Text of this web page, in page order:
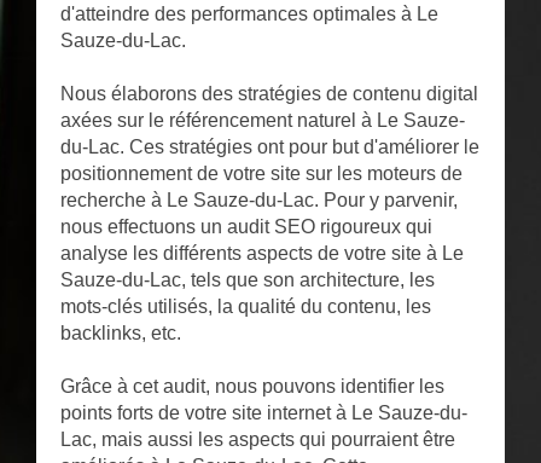
d'atteindre des performances optimales à Le
Sauze-du-Lac.
Nous élaborons des stratégies de contenu digital
axées sur le référencement naturel à Le Sauze-
du-Lac. Ces stratégies ont pour but d'améliorer le
positionnement de votre site sur les moteurs de
recherche à Le Sauze-du-Lac. Pour y parvenir,
nous effectuons un audit SEO rigoureux qui
analyse les différents aspects de votre site à Le
Sauze-du-Lac, tels que son architecture, les
mots-clés utilisés, la qualité du contenu, les
backlinks, etc.
Grâce à cet audit, nous pouvons identifier les
points forts de votre site internet à Le Sauze-du-
Lac, mais aussi les aspects qui pourraient être